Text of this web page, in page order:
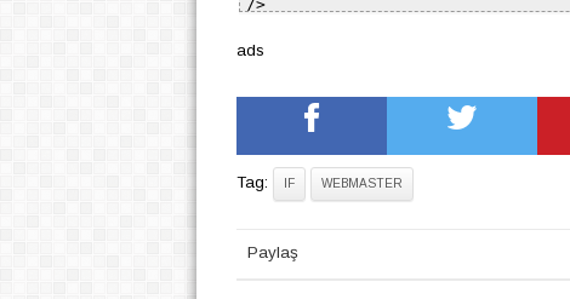
ads
Tag: IF WEBMASTER
Paylaş